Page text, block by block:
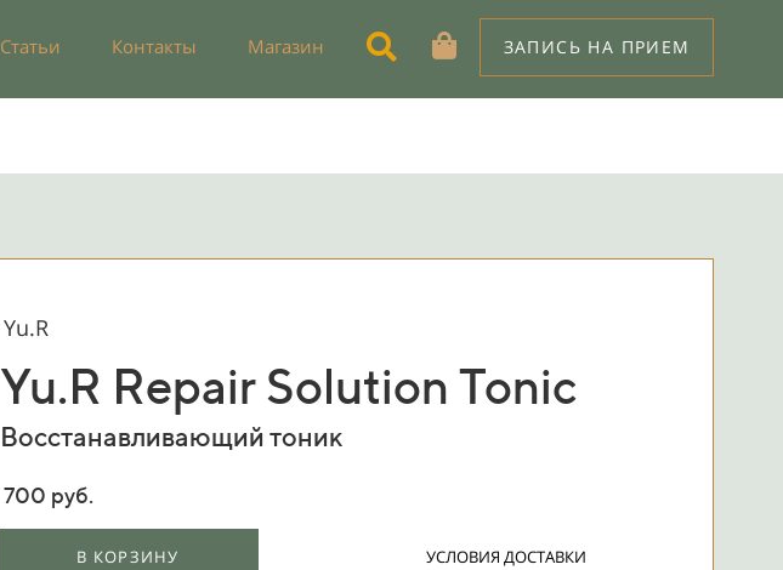
Статьи Контакты Магазин ЗАПИСЬ НА ПРИЕМ
Yu.R
Yu.R Repair Solution Tonic
Восстанавливающий тоник
700 руб.
В КОРЗИНУ УСЛОВИЯ ДОСТАВКИ